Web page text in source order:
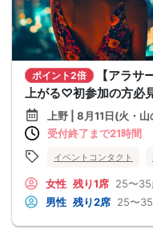
ポイント2倍
【アラサ
上がる♡初参加の方必
上野 | 8月11日(火・
受付終了まで21時間
イベントコンタクト
女性 残り1席 25〜
男性 残り2席 25〜